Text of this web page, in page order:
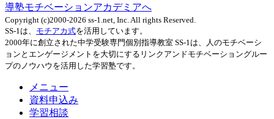
導塾モチベーションアカデミアへ
Copyright (c)2000-2026 ss-1.net, Inc. All rights Reserved.
SS-1は、 モチアカ式を活用しています。
2000年に創立された中学受験専門個別指導教室 SS-1は、人のモチベーシ
ョンとエンゲージメントを大切にするリンクアンドモチベーショングルー
プのノウハウを活用した学習塾です。
メニュー
資料申込み
学習相談